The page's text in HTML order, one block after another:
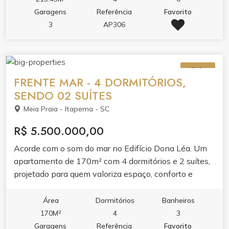
Garagens
3
Referência
AP306
Favorito
VENDA
FRENTE MAR - 4 DORMITÓRIOS,
SENDO 02 SUÍTES
Meia Praia - Itapema - SC
R$ 5.500.000,00
Acorde com o som do mar no Edifício Dona Léa. Um
apartamento de 170m² com 4 dormitórios e 2 suítes,
projetado para quem valoriza espaço, conforto e
varanda gourmet e churrasqueira, cozinha planejada e
ar condicionado garantem praticidade e bem-estar. O
lazer do condomínio completa a experiência com
Área
170M²
Dormitórios
4
Banheiros
3
Garagens
Referência Favorito